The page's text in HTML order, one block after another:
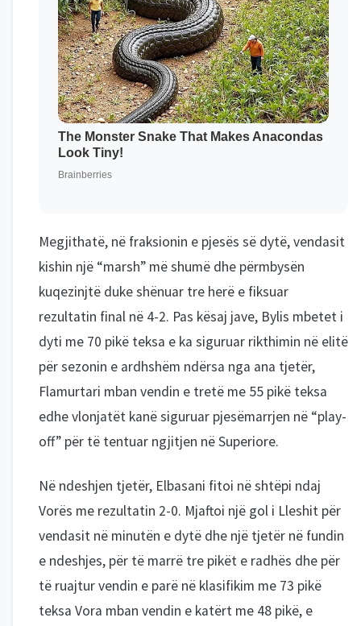
Megjithatë, në fraksionin e pjesës së dytë, vendasit
kishin një “marsh” më shumë dhe përmbysën
kuqezinjtë duke shënuar tre herë e fiksuar
rezultatin final në 4-2. Pas kësaj jave, Bylis mbetet i
dyti me 70 pikë teksa e ka siguruar rikthimin në elitë
për sezonin e ardhshëm ndërsa nga ana tjetër,
Flamurtari mban vendin e tretë me 55 pikë teksa
edhe vlonjatët kanë siguruar pjesëmarrjen në “play-
off” për të tentuar ngjitjen në Superiore.
Në ndeshjen tjetër, Elbasani fitoi në shtëpi ndaj
Vorës me rezultatin 2-0. Mjaftoi një gol i Lleshit për
vendasit në minutën e dytë dhe një tjetër në fundin
e ndeshjes, për të marrë tre pikët e radhës dhe për
të ruajtur vendin e parë në klasifikim me 73 pikë
teksa Vora mban vendin e katërt me 48 pikë, e